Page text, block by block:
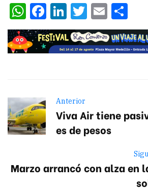
WhatsApp
Facebook
LinkedIn
Twitter
Email
Anterior
Viva Air tiene
es de pesos
Marzo arrancó con alza en